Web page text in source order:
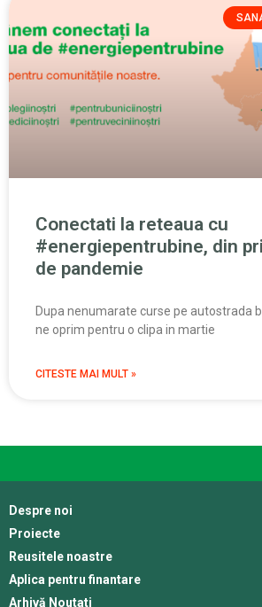
Conectati la reteaua cu
#energiepentrubine, din
de pandemie
Dupa nenumarate curse pe autostrada
ne oprim pentru o clipa in martie
CITESTE MAI MULT »
Despre noi
Proiecte
Reusitele noastre
Aplica pentru finantare
Arhivă Noutati